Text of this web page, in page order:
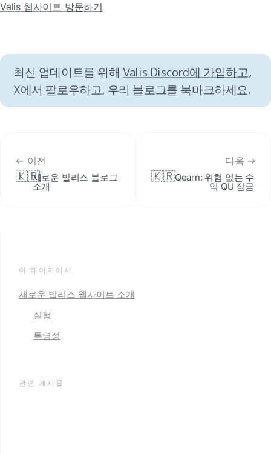
Valis 웹사이트 방문하기
최신 업데이트를 위해 Valis Discord에 가입하고
X에서 팔로우하고, 우리 블로그를 북마크하세요.
← 이전
🇰🇷새로운 발리스 블로그
소개
다음 →
🇰🇷Qearn: 위험 없는 수
익 QU 잠금
이 페이지에서
새로운 발리스 웹사이트 소개
실행
투명성
관련 게시물